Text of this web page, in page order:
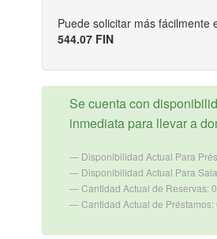
Puede solicitar más fácilmente
544.07 FIN
Se cuenta con
inmediata para llevar a
Disponibilidad Actual Para
Disponibilidad Actual Para
Cantidad Actual de Reservas: 0
Cantidad Actual de Préstamos: